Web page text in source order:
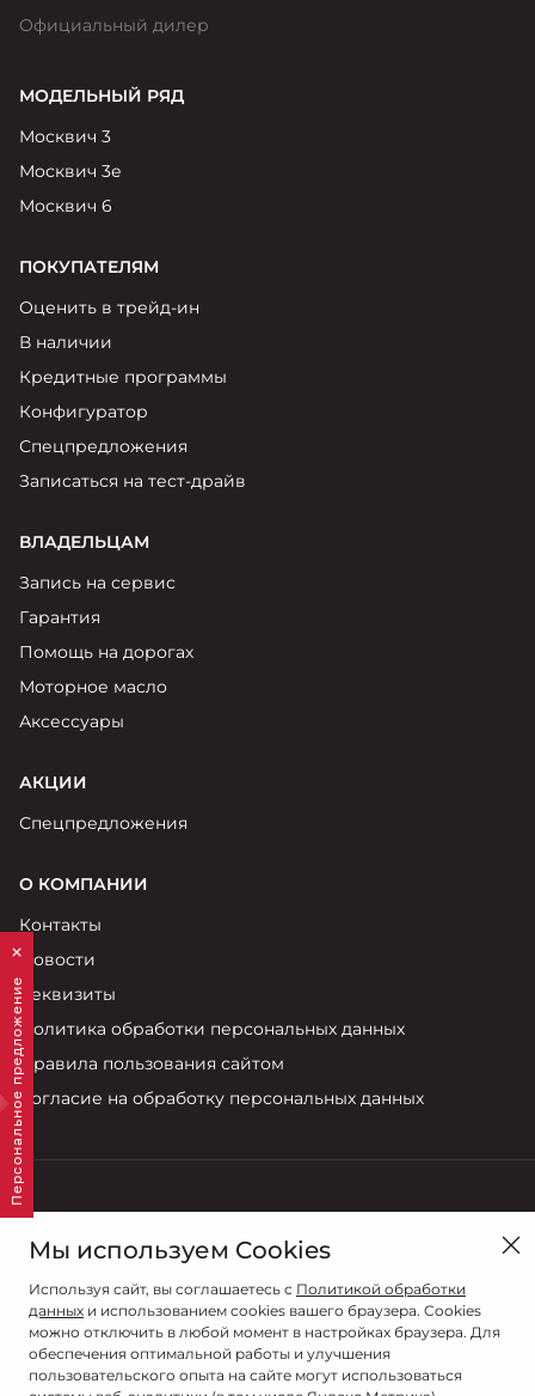
Официальный дилер
МОДЕЛЬНЫЙ РЯД
Москвич 3
Москвич 3е
Москвич 6
ПОКУПАТЕЛЯМ
Оценить в трейд-ин
В наличии
Кредитные программы
Конфигуратор
Спецпредложения
Записаться на тест-драйв
ВЛАДЕЛЬЦАМ
Запись на сервис
Гарантия
Помощь на дорогах
Моторное масло
Аксессуары
АКЦИИ
Спецпредложения
О КОМПАНИИ
Контакты
Новости
Реквизиты
Политика обработки персональных данных
Правила пользования сайтом
Согласие на обработку персональных данных
Смоленск, ул. Кутузова , 15Б
8 (4812) 707-702
Мы используем Cookies
Используя сайт, вы соглашаетесь с Политикой обработки
данных и использованием cookies вашего браузера. Cookies
можно отключить в любой момент в настройках браузера. Для
обеспечения оптимальной работы и улучшения
пользовательского опыта на сайте могут использоваться
Персональное предложение